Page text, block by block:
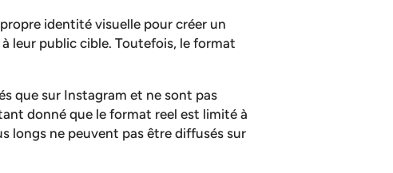
identité visuelle pour créer un
leur public cible. Toutefois, le format
que sur Instagram et ne sont pas
donné que le format reel est limité à
longs ne peuvent pas être diffusés sur